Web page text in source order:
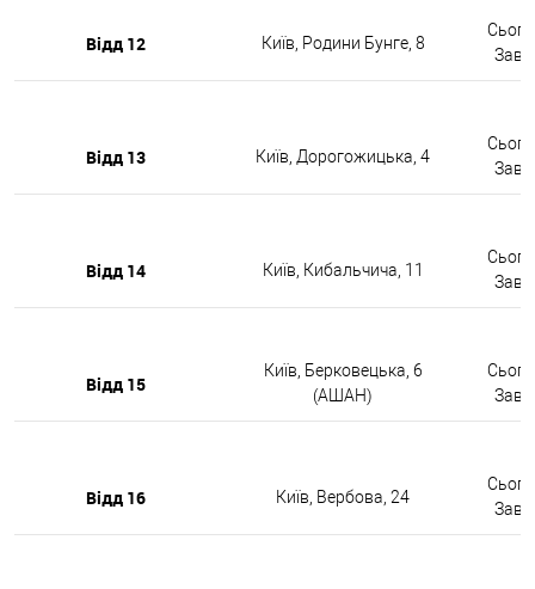
Відд 12 Київ, Родини Бунге, 8
Відд 13 Київ, Дорогожицька, 4
Відд 14 Київ, Кибальчича, 11
Відд 15
Київ, Берковецька, 6
(АШАН)
Відд 16 Київ, Вербова, 24